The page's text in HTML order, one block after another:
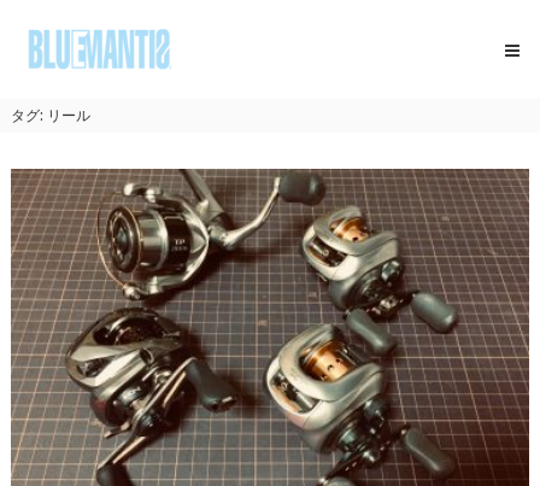
ツ
キ
ッ
プ
BLUEMANTIS
タグ: リール